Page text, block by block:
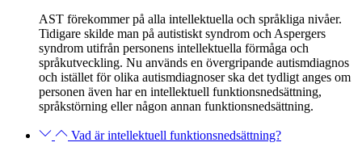
AST förekommer på alla intellektuella och språkliga nivåer.
Tidigare skilde man på autistiskt syndrom och Aspergers
syndrom utifrån personens intellektuella förmåga och
språkutveckling. Nu används en övergripande autismdiagnos
och istället för olika autismdiagnoser ska det tydligt anges om
personen även har en intellektuell funktionsnedsättning,
språkstörning eller någon annan funktionsnedsättning.
Vad är intellektuell funktionsnedsättning?